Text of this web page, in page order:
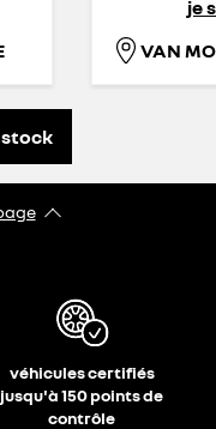
je
VAN
stock
véhicules certifiés
jusqu'à 150 points de
contrôle